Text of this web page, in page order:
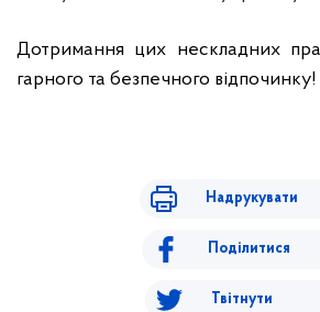
Дотримання цих нескладних
гарного та безпечного відпочинку!
Надрукувати
Поділитися
Твітнути